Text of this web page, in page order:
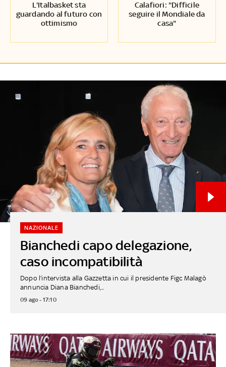
L'Italbasket sta
guardando al futuro con
ottimismo
Calafiori: "Difficile
seguire il Mondiale da
casa"
Bianchedi capo delegazione,
caso incompatibilità
NAZIONALE
Dopo l’intervista alla Gazzetta in cui il presidente Figc Malagò
annuncia Diana Bianchedi,...
09 ago - 17:10